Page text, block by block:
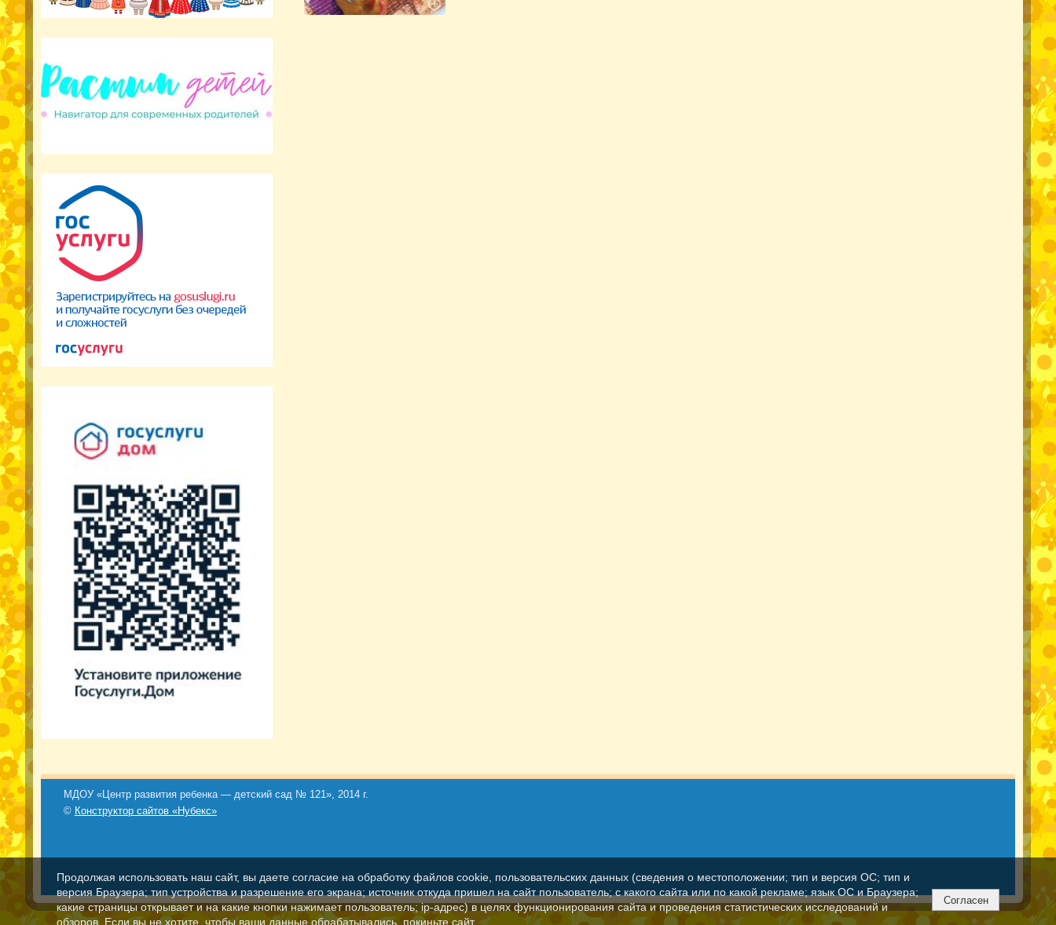
МДОУ «Центр развития ребенка — детский сад № 121», 2014 г.
© Конструктор сайтов «Нубекс»
Продолжая использовать наш сайт, вы даете согласие на обработку файлов cookie, пользовательских данных (сведения о местоположении; тип и версия ОС; тип и
версия Браузера; тип устройства и разрешение его экрана; источник откуда пришел на сайт пользователь; с какого сайта или по какой рекламе; язык ОС и Браузера;
какие страницы открывает и на какие кнопки нажимает пользователь; ip-адрес) в целях функционирования сайта и проведения статистических исследований и
обзоров. Если вы не хотите, чтобы ваши данные обрабатывались, покиньте сайт.
Согласен